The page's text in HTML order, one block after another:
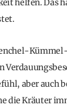
helfen. Das
aber auch
die Kräuter